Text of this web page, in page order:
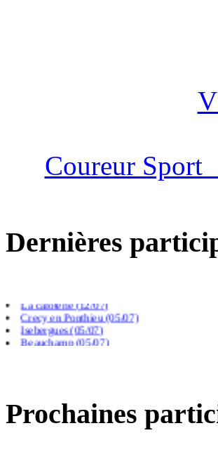
Coureur Sport
Dernières
Crecy en Ponthieu (05/07)
Isebergues (05/07)
Beauchamp (05/07)
Frevillers (14/06)
Prochaines